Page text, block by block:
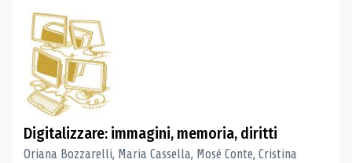
Digitalizzare: immagini, memoria, diritti
Oriana Bozzarelli, Maria Cassella, Mosé Conte, Cristina